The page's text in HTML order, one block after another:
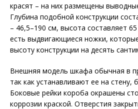
красят – на них размещены
Глубина подобной конструкции
– 46,5–190 см, высота составляет
есть выдвигающиеся ножки,
высоту конструкции на десять
Внешняя модель шкафа обычная в
так как устанавливают ее на стену,
Боковые рейки короба окрашены
коррозии краской. Отверстия